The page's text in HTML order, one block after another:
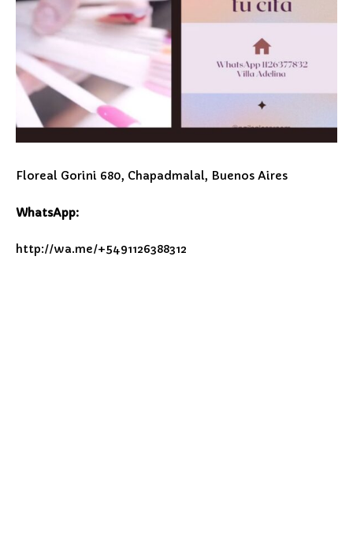
Floreal Gorini 680, Chapadmalal, Buenos Aires
WhatsApp:
http://wa.me/+5491126388312